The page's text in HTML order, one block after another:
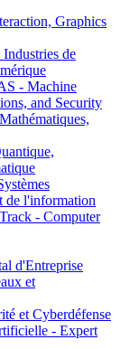
Graphics
de
- Machine
and Security
de l'information
- Computer
d'Entreprise
et
et Cyberdéfense
- Expert